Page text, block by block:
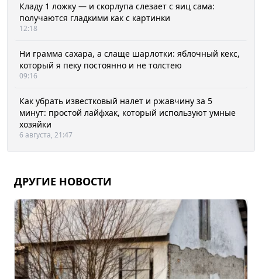
Кладу 1 ложку — и скорлупа слезает с яиц сама:
получаются гладкими как с картинки
12:18
Ни грамма сахара, а слаще шарлотки: яблочный кекс,
который я пеку постоянно и не толстею
09:16
Как убрать известковый налет и ржавчину за 5
минут: простой лайфхак, который используют умные
хозяйки
6 августа, 21:47
ДРУГИЕ НОВОСТИ